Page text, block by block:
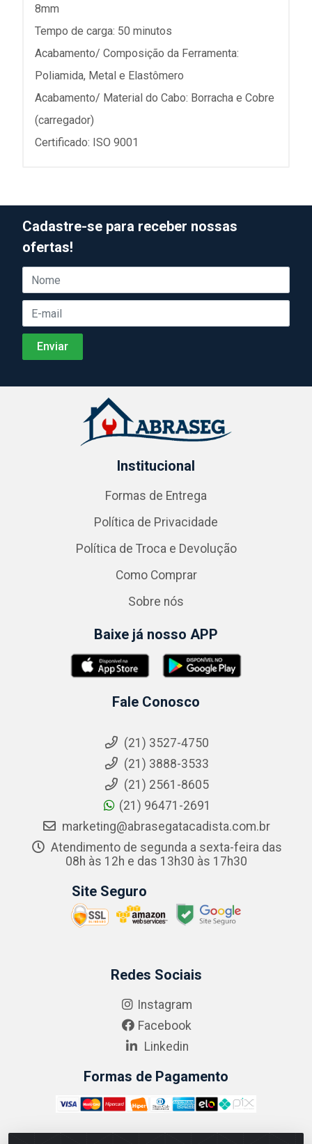
8mm
Tempo de carga: 50 minutos
Acabamento/ Composição da Ferramenta:
Poliamida, Metal e Elastômero
Acabamento/ Material do Cabo: Borracha e Cobre
(carregador)
Certificado: ISO 9001
Cadastre-se para receber nossas
ofertas!
Institucional
Formas de Entrega
Política de Privacidade
Política de Troca e Devolução
Como Comprar
Sobre nós
Baixe já nosso APP
Fale Conosco
(21) 3527-4750
(21) 3888-3533
(21) 2561-8605
(21) 96471-2691
marketing@abrasegatacadista.com.br
Atendimento de segunda a sexta-feira das
08h às 12h e das 13h30 às 17h30
Site Seguro
Redes Sociais
Instagram
Facebook
Linkedin
Formas de Pagamento